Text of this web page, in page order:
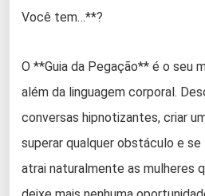
Você tem…**?
O **Guia da Pegação** é o seu
além da linguagem corporal.
conversas hipnotizantes, criar
superar qualquer obstáculo e
atrai naturalmente as mulheres